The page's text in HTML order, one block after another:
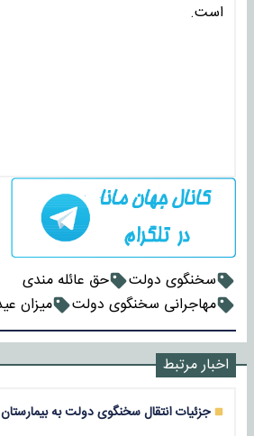
است.
سخنگوی دولت
حق عائله مندی
مهاجرانی سخنگوی دولت
میزان
اخبار مرتبط
جزئیات انتقال سخنگوی دولت به بیمارستان